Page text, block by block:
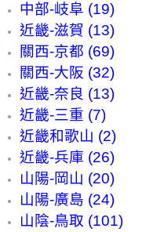
中部-岐阜 (19)
近畿-滋賀 (13)
關西-京都 (69)
關西-大阪 (32)
近畿-奈良 (13)
近畿-三重 (7)
近畿和歌山 (2)
近畿-兵庫 (26)
山陽-岡山 (20)
山陽-廣島 (24)
山陰-鳥取 (101)